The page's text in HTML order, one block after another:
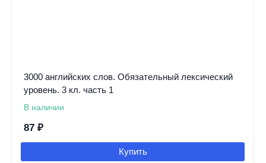
3000 английских слов. Обязательный лексический
уровень. 3 кл. часть 1
В наличии
87 ₽
Купить